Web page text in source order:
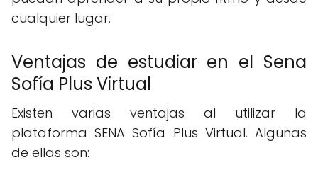
cualquier lugar.
Ventajas de estudiar en el Sena
Sofía Plus Virtual
Existen varias ventajas al utilizar la
plataforma SENA Sofía Plus Virtual. Algunas
de ellas son: